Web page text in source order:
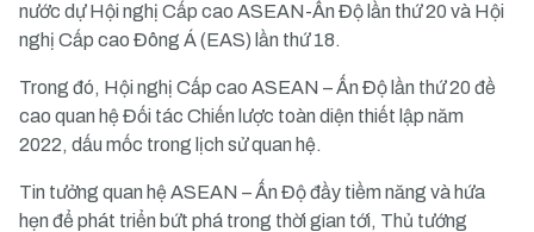
nước dự Hội nghị Cấp cao ASEAN-Ấn Độ lần thứ 20 và Hội
nghị Cấp cao Đông Á (EAS) lần thứ 18.
Trong đó, Hội nghị Cấp cao ASEAN – Ấn Độ lần thứ 20 đề
cao quan hệ Đối tác Chiến lược toàn diện thiết lập năm
2022, dấu mốc trong lịch sử quan hệ.
Tin tưởng quan hệ ASEAN – Ấn Độ đầy tiềm năng và hứa
hẹn để phát triển bứt phá trong thời gian tới, Thủ tướng